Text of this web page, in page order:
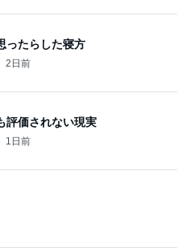
ったらした寝方
2日前
評価されない現実
1日前